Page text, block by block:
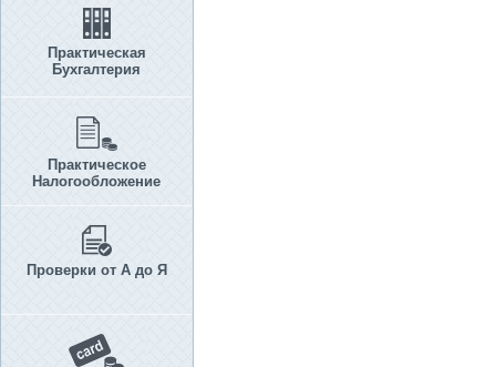
Практическая
Бухгалтерия
Практическое
Налогообложение
Проверки от А до Я